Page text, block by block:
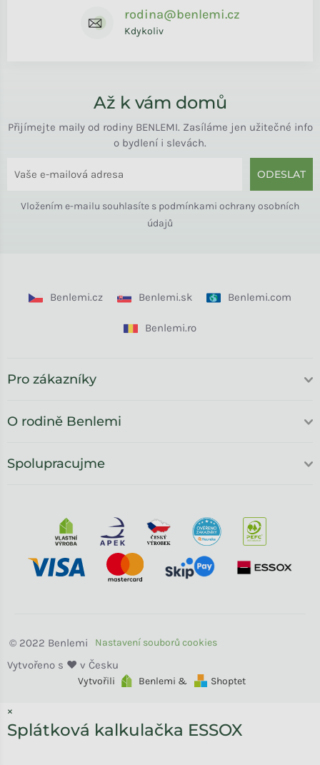
rodina@benlemi.cz
Kdykoliv
Až k vám domů
Přijímejte maily od rodiny BENLEMI. Zasíláme jen užitečné info
o bydlení i slevách.
ODESLAT
Vložením e-mailu souhlasíte s podmínkami ochrany osobních
údajů
Benlemi.cz Benlemi.sk Benlemi.com
Benlemi.ro
Pro zákazníky
O rodině Benlemi
Spolupracujme
Vytvořili Benlemi & Shoptet
Benlemi
×
Splátková kalkulačka ESSOX